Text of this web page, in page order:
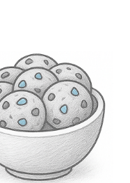
2026dijaških
IJPP
za šolsko leto
se začne 21.